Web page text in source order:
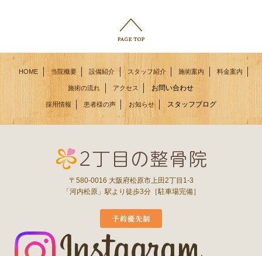
HOME 当院概要 設備紹介 スタッフ紹介 施術案内 料金案内
施術の流れ アクセス お問い合わせ
採用情報 患者様の声 お知らせ スタッフブログ
〒580-0016 大阪府松原市上田2丁目1-3
「河内松原」駅より徒歩3分［駐車場完備］